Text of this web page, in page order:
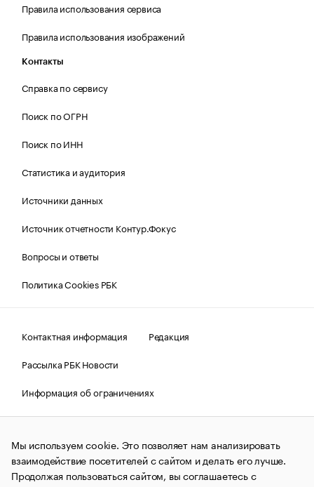
Правила использования сервиса
Правила использования изображений
Контакты
Справка по сервису
Поиск по ОГРН
Поиск по ИНН
Статистика и аудитория
Источники данных
Источник отчетности Контур.Фокус
Вопросы и ответы
Политика Cookies РБК
Контактная информация
Редакция
Рассылка РБК Новости
Информация об ограничениях
Правовая информация
О соблюдении авторских прав
© АО «РОСБИЗНЕСКОНСАЛТИНГ»,1995–2026.Сообщения
и материалы информационного агентства «РБК»
(зарегистрировано Федеральной службой по надзору в сфере
связи, информационных технологий и массовых
Мы используем cookie. Это позволяет нам анализировать
взаимодействие посетителей с сайтом и делать его лучше.
Продолжая пользоваться сайтом, вы соглашаетесь с